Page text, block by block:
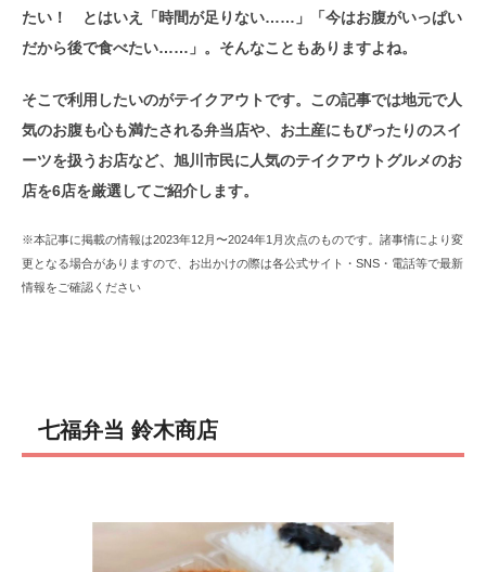
たい！ とはいえ「時間が足りない……」「今はお腹がいっぱい
だから後で食べたい……」。そんなこともありますよね。
そこで利用したいのがテイクアウトです。この記事では地元で人
気のお腹も心も満たされる弁当店や、お土産にもぴったりのスイ
ーツを扱うお店など、旭川市民に人気のテイクアウトグルメのお
店を6店を厳選してご紹介します。
※本記事に掲載の情報は2023年12月〜2024年1月次点のものです。諸事情により変
更となる場合がありますので、お出かけの際は各公式サイト・SNS・電話等で最新
情報をご確認ください
七福弁当 鈴木商店